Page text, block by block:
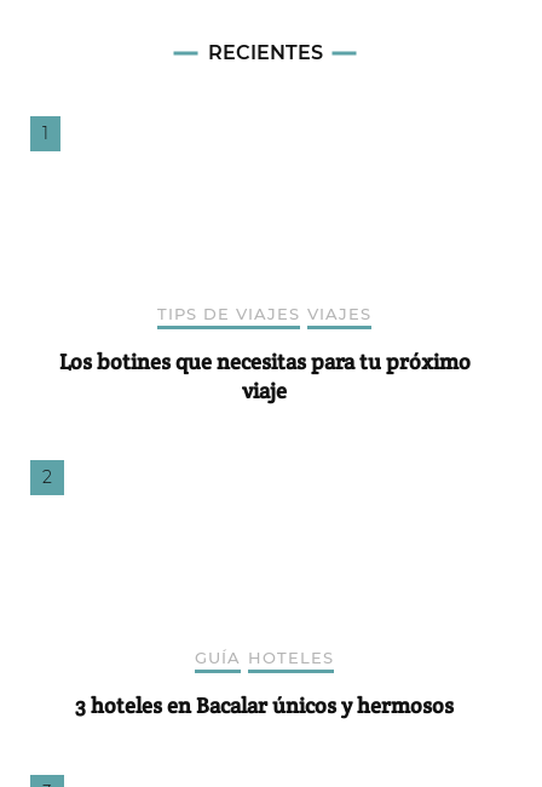
RECIENTES
TIPS DE VIAJES VIAJES
Los botines que necesitas para tu próximo
viaje
GUÍA HOTELES
3 hoteles en Bacalar únicos y hermosos